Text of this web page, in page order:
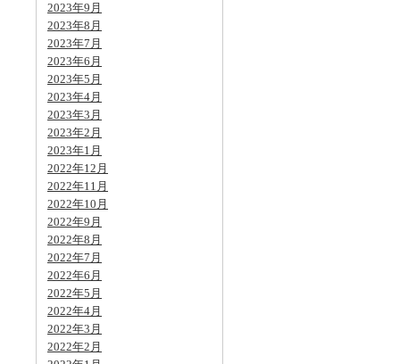
2023年9月
2023年8月
2023年7月
2023年6月
2023年5月
2023年4月
2023年3月
2023年2月
2023年1月
2022年12月
2022年11月
2022年10月
2022年9月
2022年8月
2022年7月
2022年6月
2022年5月
2022年4月
2022年3月
2022年2月